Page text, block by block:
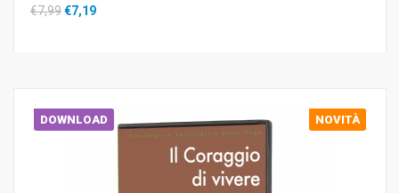
€7,99€7,19
DOWNLOAD NOVITÀ